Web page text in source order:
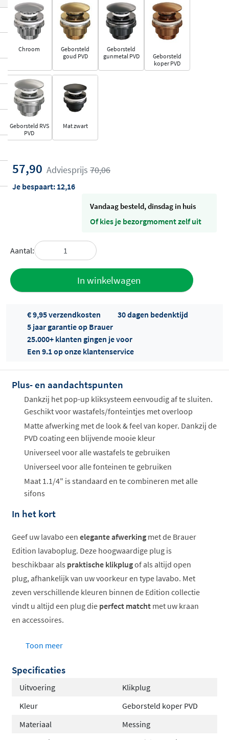
Chroom
Geborsteld
goud PVD
Geborsteld
gunmetal PVD
Geborsteld
koper PVD
Geborsteld RVS
PVD
Mat zwart
57,90 Adviesprijs 70,06
Je bespaart: 12,16
vandaag besteld, dinsdag in huis
Of kies je bezorgmoment zelf uit
Aantal:
In winkelwagen
Offertes
ophalen...
€ 9,95 verzendkosten
30 dagen bedenktijd
5 jaar garantie op Brauer
25.000+ klanten gingen je voor
Een 9.1 op onze klantenservice
Plus- en aandachtspunten
Dankzij het pop-up kliksysteem eenvoudig af te sluiten.
Geschikt voor wastafels/fonteintjes met overloop
Matte afwerking met de look & feel van koper. Dankzij de
PVD coating een blijvende mooie kleur
Universeel voor alle wastafels te gebruiken
Universeel voor alle fonteinen te gebruiken
Maat 1.1/4" is standaard en te combineren met alle
sifons
In het kort
Geef uw lavabo een elegante afwerking met de Brauer
Edition lavaboplug. Deze hoogwaardige plug is
beschikbaar als praktische klikplugof als altijd open
plug, afhankelijk van uw voorkeur en type lavabo. Met
zeven verschillende kleuren binnen de Edition collectie
vindt u altijd een plug die perfect matcht met uw kraan
en accessoires.
Keuze uit klikplug of altijd open uitvoering
Beschikbaar in zeven trendy kleuren
Standaard aansluitmaat 1.1/4 inch
Pop-up klikplug voor maximaal
Toon meer
Specificaties
Uitvoering
Klikplug
Kleur
Geborsteld koper PVD
Materiaal
Messing